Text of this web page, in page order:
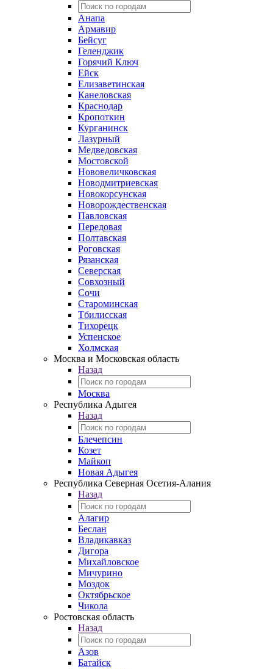
Анапа
Армавир
Бейсуг
Геленджик
Горячий Ключ
Ейск
Елизаветинская
Канеловская
Краснодар
Кропоткин
Курганинск
Лазурный
Медведовская
Мостовской
Нововеличковская
Новодмитриевская
Новокорсунская
Новорождественская
Павловская
Передовая
Полтавская
Роговская
Рязанская
Северская
Совхозный
Сочи
Староминская
Тбилисская
Тихорецк
Успенское
Холмская
Москва и Московская область
Назад
Москва
Республика Адыгея
Назад
Блечепсин
Козет
Майкоп
Новая Адыгея
Республика Северная Осетия-Алания
Назад
Алагир
Беслан
Владикавказ
Дигора
Михайловское
Мичурино
Моздок
Октябрьское
Чикола
Ростовская область
Назад
Азов
Батайск